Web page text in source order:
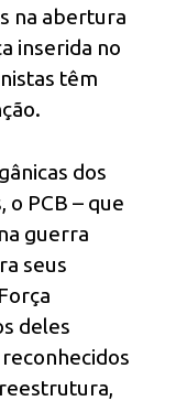
na abertura
inserida no
têm
dos
PCB – que
guerra
seus
deles